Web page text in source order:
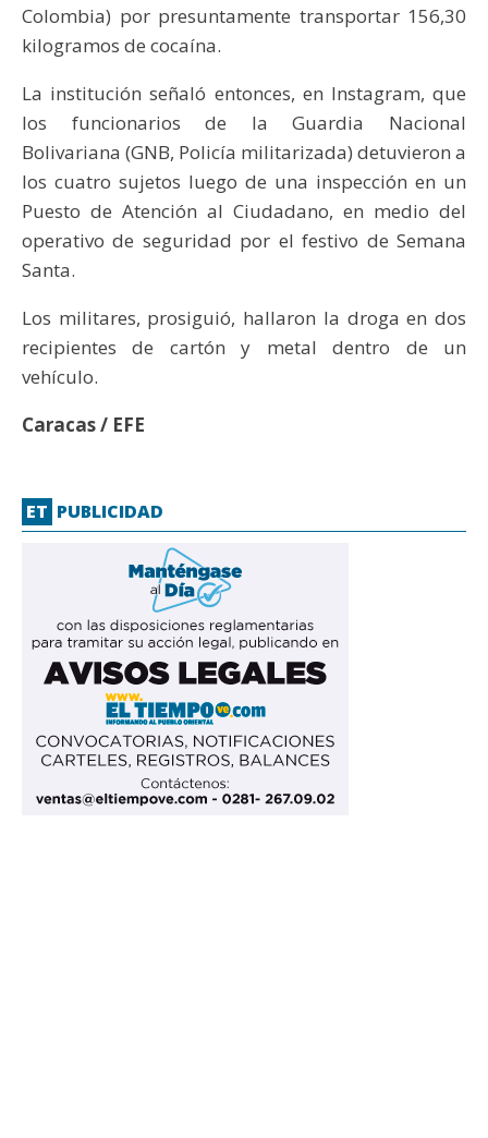
Colombia) por presuntamente transportar 156,30
kilogramos de cocaína.
La institución señaló entonces, en Instagram, que
los funcionarios de la Guardia Nacional
Bolivariana (GNB, Policía militarizada) detuvieron a
los cuatro sujetos luego de una inspección en un
Puesto de Atención al Ciudadano, en medio del
operativo de seguridad por el festivo de Semana
Santa.
Los militares, prosiguió, hallaron la droga en dos
recipientes de cartón y metal dentro de un
vehículo.
Caracas / EFE
ET PUBLICIDAD